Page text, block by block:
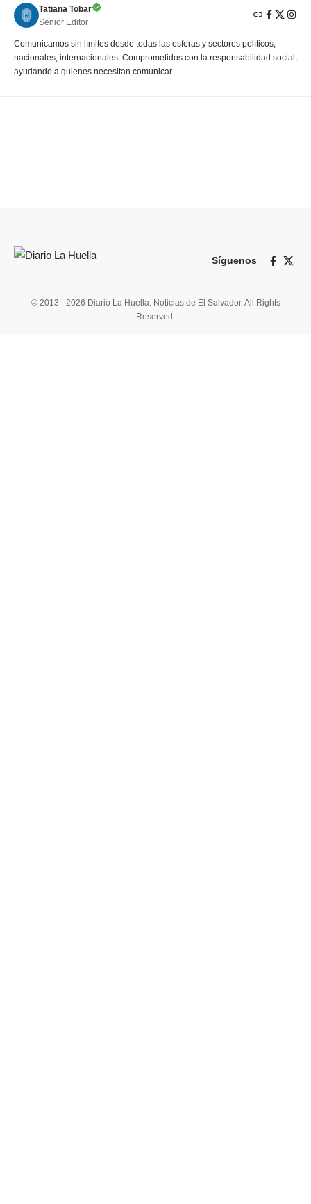
Tatiana Tobar
Senior Editor
Comunicamos sin límites desde todas las esferas y sectores políticos,
nacionales, internacionales. Comprometidos con la responsabilidad social,
ayudando a quienes necesitan comunicar.
Síguenos
© 2013 - 2026 Diario La Huella. Noticias de El Salvador. All Rights
Reserved.